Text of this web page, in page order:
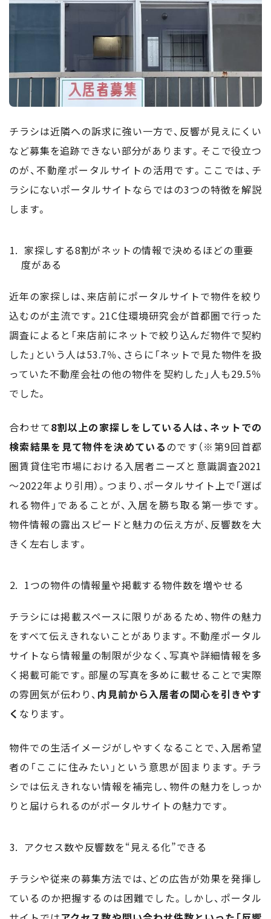
チラシは近隣への訴求に強い一方で、反響が見えにくい
など募集を追跡できない部分があります。そこで役立つ
のが、不動産ポータルサイトの活用です。ここでは、チ
ラシにないポータルサイトならではの3つの特徴を解説
します。
家探しする8割がネットの情報で決めるほどの重要
度がある
近年の家探しは、来店前にポータルサイトで物件を絞り
込むのが主流です。21C住環境研究会が首都圏で行った
調査によると「来店前にネットで絞り込んだ物件で契約
した」という人は53.7％、さらに「ネットで見た物件を扱
っていた不動産会社の他の物件を契約した」人も29.5％
でした。
合わせて8割以上の家探しをしている人は、ネットでの
検索結果を見て物件を決めているのです（※第9回首都
圏賃貸住宅市場における入居者ニーズと意識調査2021
～2022年より引用）。つまり、ポータルサイト上で「選ば
れる物件」であることが、入居を勝ち取る第一歩です。
物件情報の露出スピードと魅力の伝え方が、反響数を大
きく左右します。
1つの物件の情報量や掲載する物件数を増やせる
チラシには掲載スペースに限りがあるため、物件の魅力
をすべて伝えきれないことがあります。不動産ポータル
サイトなら情報量の制限が少なく、写真や詳細情報を多
く掲載可能です。部屋の写真を多めに載せることで実際
の雰囲気が伝わり、 内見前から入居者の関心を引きやす
く なります。
物件での生活イメージがしやすくなることで、入居希望
者の「ここに住みたい」という意思が固まります。チラ
シでは伝えきれない情報を補完し、物件の魅力をしっか
りと届けられるのがポータルサイトの魅力です。
アクセス数や反響数を“見える化”できる
チラシや従来の募集方法では、どの広告が効果を発揮し
ているのか把握するのは困難でした。しかし、ポータル